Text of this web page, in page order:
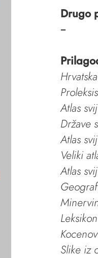
Drugo
–
Atlas
Države
Atlas
Veliki
Atlas
Slike iz